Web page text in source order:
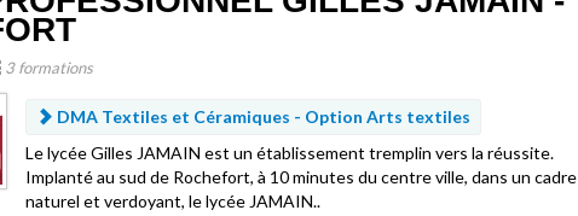
3 formations
DMA Textiles et Céramiques - Option Arts textiles
Le lycée Gilles JAMAIN est un établissement tremplin vers la réussite.
Implanté au sud de Rochefort, à 10 minutes du centre ville, dans un cadre
naturel et verdoyant, le lycée JAMAIN..